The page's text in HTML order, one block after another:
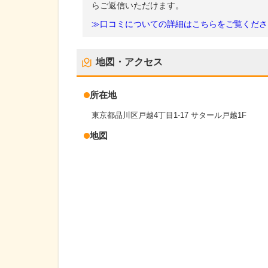
らご返信いただけます。
≫口コミについての詳細はこちらをご覧くだ
地図・アクセス
所在地
東京都品川区戸越4丁目1-17 サタール戸越1F
地図